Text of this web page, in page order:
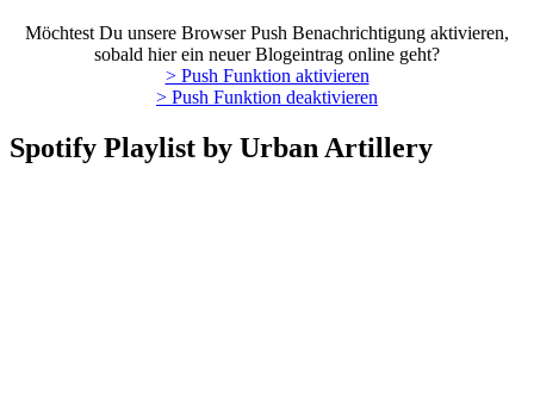
Möchtest Du unsere Browser Push Benachrichtigung aktivieren,
sobald hier ein neuer Blogeintrag online geht?
> Push Funktion aktivieren
> Push Funktion deaktivieren
Spotify Playlist by Urban Artillery